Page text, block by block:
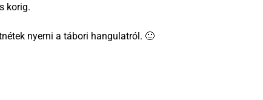
korig.
nyerni a tábori hangulatról. 🙂